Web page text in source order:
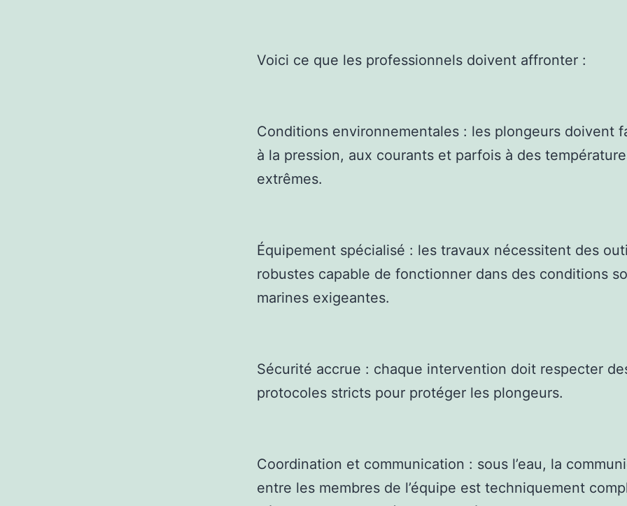
Voici ce que les professionnels doivent affronter :
Conditions environnementales : les plongeurs doivent
à la pression, aux courants et parfois à des
extrêmes.
Équipement spécialisé : les travaux nécessitent des
robustes capable de fonctionner dans des conditions
marines exigeantes.
Sécurité accrue : chaque intervention doit respecter
protocoles stricts pour protéger les plongeurs.
Coordination et communication : sous l’eau, la
entre les membres de l’équipe est techniquement